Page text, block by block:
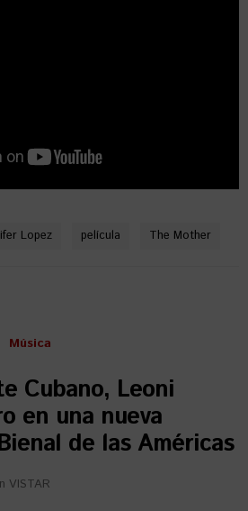
Lopez película The Mother
Música
Cubano, Leoni
en una nueva
de las Américas
VISTAR